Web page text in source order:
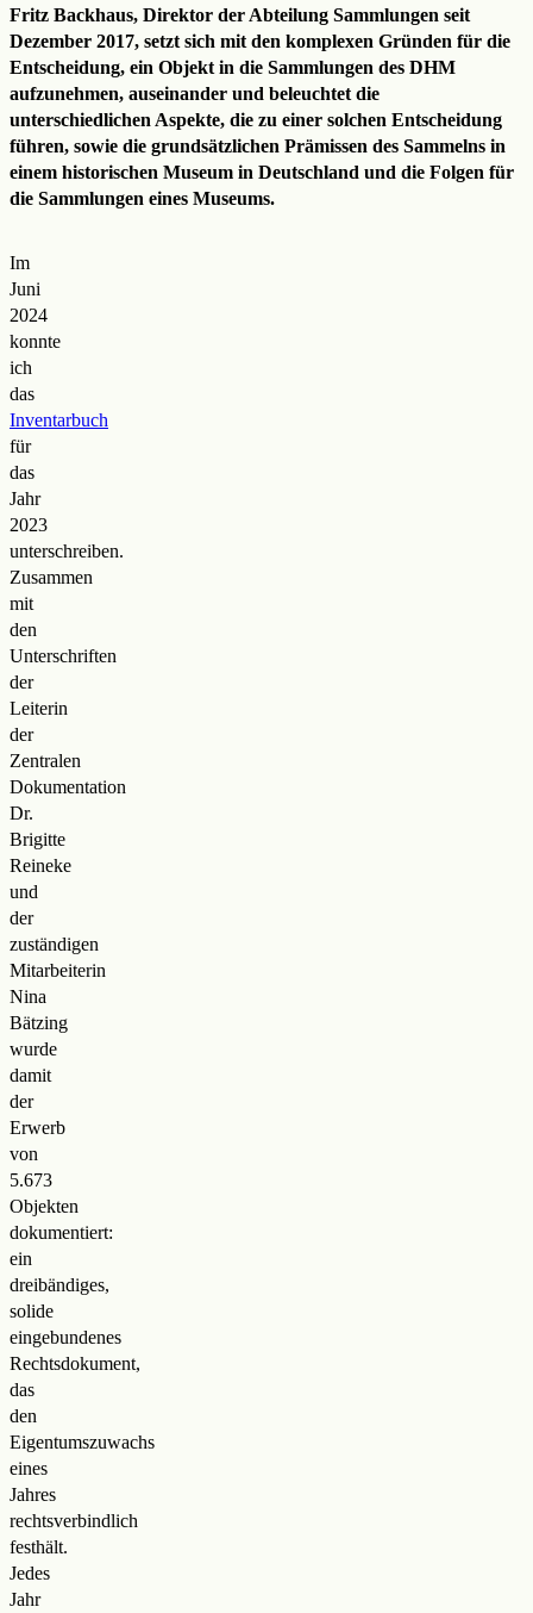
Fritz Backhaus, Direktor der Abteilung Sammlungen seit
Dezember 2017, setzt sich mit den komplexen Gründen für die
Entscheidung, ein Objekt in die Sammlungen des DHM
aufzunehmen, auseinander und beleuchtet die
unterschiedlichen Aspekte, die zu einer solchen Entscheidung
führen, sowie die grundsätzlichen Prämissen des Sammelns in
einem historischen Museum in Deutschland und die Folgen für
die Sammlungen eines Museums.
Im
Juni
2024
konnte
ich
das
Inventarbuch
für
das
Jahr
2023
unterschreiben.
Zusammen
mit
den
Unterschriften
der
Leiterin
der
Zentralen
Dokumentation
Dr.
Brigitte
Reineke
und
der
zuständigen
Mitarbeiterin
Nina
Bätzing
wurde
damit
der
Erwerb
von
5.673
Objekten
dokumentiert:
ein
dreibändiges,
solide
eingebundenes
Rechtsdokument,
das
den
Eigentumszuwachs
eines
Jahres
rechtsverbindlich
festhält.
Jedes
Jahr